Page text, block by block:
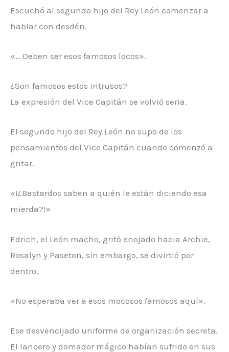
Escuchó al segundo hijo del Rey León comenzar a
hablar con desdén.
«… Deben ser esos famosos locos».
¿Son famosos estos intrusos?
La expresión del Vice Capitán se volvió seria.
El segundo hijo del Rey León no supo de los
pensamientos del Vice Capitán cuando comenzó a
gritar.
«¡¿Bastardos saben a quién le están diciendo esa
mierda?!»
Edrich, el León macho, gritó enojado hacia Archie,
Rosalyn y Paseton, sin embargo, se divirtió por
dentro.
«No esperaba ver a esos mocosos famosos aquí».
Ese desvencijado uniforme de organización secreta.
El lancero y domador mágico habían sufrido en sus